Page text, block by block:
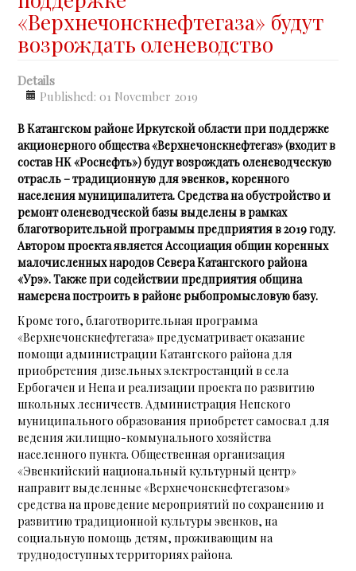
«Верхнечонскнефтегаза» будут
возрождать оленеводство
Details
Published: 01 November 2019
В Катангском районе Иркутской области при поддержке
акционерного общества «Верхнечонскнефтегаз» (входит в
состав НК «Роснефть») будут возрождать оленеводческую
отрасль – традиционную для эвенков, коренного
населения муниципалитета.Средства на обустройство и
ремонт оленеводческой базы выделены в рамках
благотворительной программы предприятия в 2019 году.
Автором проекта является Ассоциация общин коренных
малочисленных народов Севера Катангского района
«Урэ». Также при содействии предприятия община
намерена построить в районе рыбопромысловую базу.
Кроме того, благотворительная программа
«Верхнечонскнефтегаза» предусматривает оказание
помощи администрации Катангского района для
приобретения дизельных электростанций в села
Ербогачен и Непа и реализации проекта по развитию
школьных лесничеств. Администрация Непского
муниципального образования приобретет самосвал для
ведения жилищно-коммунального хозяйства
населенного пункта. Общественная организация
«Эвенкийский национальный культурный центр»
направит выделенные «Верхнечонскнефтегазом»
средства на проведение мероприятий по сохранению и
развитию традиционной культуры эвенков, на
социальную помощь детям, проживающим на
труднодоступных территориях района.